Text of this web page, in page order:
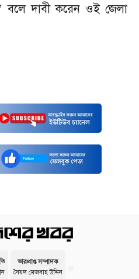
বলে দাবী করেন ওই জেলা
ভারপ্রাপ্ত সম্পাদক
সৈয়দ মেজবাহ উদ্দিন